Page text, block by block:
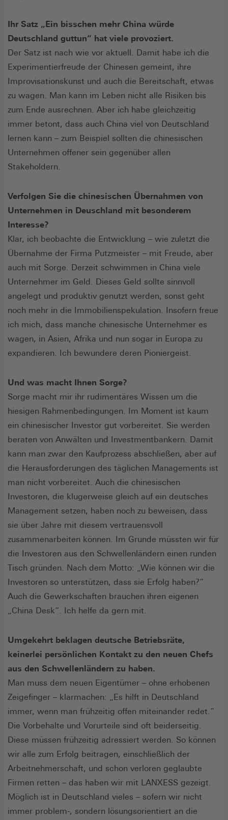
Ihr Satz „Ein bisschen mehr China würde
Deutschland guttun“ hat viele provoziert.
Der Satz ist nach wie vor aktuell. Damit habe ich die
Experimentierfreude der Chinesen gemeint, ihre
Improvisationskunst und auch die Bereitschaft, etwas
zu wagen. Man kann im Leben nicht alle Risiken bis
zum Ende ausrechnen. Aber ich habe gleichzeitig
immer betont, dass auch China viel von Deutschland
lernen kann – zum Beispiel sollten die chinesischen
Unternehmen offener sein gegenüber allen
Stakeholdern.
Verfolgen Sie die chinesischen Übernahmen von
Unternehmen in Deuschland mit besonderem
Interesse?
Klar, ich beobachte die Entwicklung – wie zuletzt die
Übernahme der Firma Putzmeister – mit Freude, aber
auch mit Sorge. Derzeit schwimmen in China viele
Unternehmer im Geld. Dieses Geld sollte sinnvoll
angelegt und produktiv genutzt werden, sonst geht
noch mehr in die Immobilienspekulation. Insofern freue
ich mich, dass manche chinesische Unternehmer es
wagen, in Asien, Afrika und nun sogar in Europa zu
expandieren. Ich bewundere deren Pioniergeist.
Und was macht Ihnen Sorge?
Sorge macht mir ihr rudimentäres Wissen um die
hiesigen Rahmenbedingungen. Im Moment ist kaum
ein chinesischer Investor gut vorbereitet. Sie werden
beraten von Anwälten und Investmentbankern. Damit
kann man zwar den Kaufprozess abschließen, aber auf
die Herausforderungen des täglichen Managements ist
man nicht vorbereitet. Auch die chinesischen
Investoren, die klugerweise gleich auf ein deutsches
Management setzen, haben noch zu beweisen, dass
sie über Jahre mit diesem vertrauensvoll
zusammenarbeiten können. Im Grunde müssten wir für
die Investoren aus den Schwellenländern einen runden
Tisch gründen. Nach dem Motto: „Wie können wir die
Investoren so unterstützen, dass sie Erfolg haben?“
Auch die Gewerkschaften brauchen ihren eigenen
„China Desk“. Ich helfe da gern mit.
Umgekehrt beklagen deutsche Betriebsräte,
keinerlei persönlichen Kontakt zu den neuen Chefs
aus den Schwellenländern zu haben.
Man muss dem neuen Eigentümer – ohne erhobenen
Zeigefinger – klarmachen: „Es hilft in Deutschland
immer, wenn man frühzeitig offen miteinander redet.“
Die Vorbehalte und Vorurteile sind oft beiderseitig.
Diese müssen frühzeitig adressiert werden. So können
wir alle zum Erfolg beitragen, einschließlich der
Arbeitnehmerschaft, und schon verloren geglaubte
Firmen retten – das haben wir mit LANXESS gezeigt.
Möglich ist in Deutschland vieles – sofern wir nicht
immer problem-, sondern lösungsorientiert an die